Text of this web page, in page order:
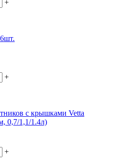
+
+
с крышками Vetta
0,7/1,1/1.4л)
+